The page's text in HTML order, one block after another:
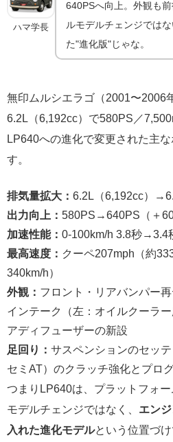
ハマ学長
640PSへ向上。外観も
ルモデルチェンジでは
た"進化版"じゃな。
無印ムルシエラゴ（2001〜2006
6.2L（6,192cc）で580PS／
LP640への進化で変更された主
す。
排気量拡大： 6.2L（6,192cc）
出力向上： 580PS→640PS（＋
加速性能： 0-100km/h 3.8秒→3.4
最高速度： クーペ207mph（約
340km/h）
外観： フロント・リアバンパー
インテーク（左：オイルクーラ
アディフューザーの新設
足回り： サスペンションのセッ
セミAT）のクラッチ強化とプロ
つまりLP640は、プラットフォ
モデルチェンジではなく、 エン
入れた進化モデルという位置づ